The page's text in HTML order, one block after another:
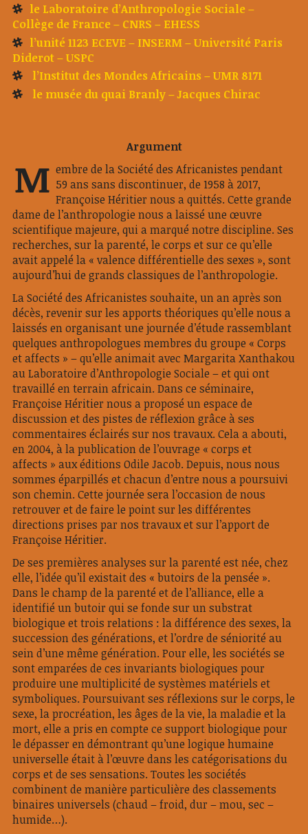
le Laboratoire d’Anthropologie Sociale –
Collège de France – CNRS – EHESS
l’unité 1123 ECEVE – INSERM – Université Paris
Diderot – USPC
l’Institut des Mondes Africains – UMR 8171
le musée du quai Branly – Jacques Chirac
Argument
M embre de la Société des Africanistes pendant
59 ans sans discontinuer, de 1958 à 2017,
Françoise Héritier nous a quittés. Cette grande
dame de l’anthropologie nous a laissé une œuvre
scientifique majeure, qui a marqué notre discipline. Ses
recherches, sur la parenté, le corps et sur ce qu’elle
avait appelé la « valence différentielle des sexes », sont
aujourd’hui de grands classiques de l’anthropologie.
La Société des Africanistes souhaite, un an après son
décès, revenir sur les apports théoriques qu’elle nous a
laissés en organisant une journée d’étude rassemblant
quelques anthropologues membres du groupe « Corps
et affects » – qu’elle animait avec Margarita Xanthakou
au Laboratoire d’Anthropologie Sociale – et qui ont
travaillé en terrain africain. Dans ce séminaire,
Françoise Héritier nous a proposé un espace de
discussion et des pistes de réflexion grâce à ses
commentaires éclairés sur nos travaux. Cela a abouti,
en 2004, à la publication de l’ouvrage « corps et
affects » aux éditions Odile Jacob. Depuis, nous nous
sommes éparpillés et chacun d’entre nous a poursuivi
son chemin. Cette journée sera l’occasion de nous
retrouver et de faire le point sur les différentes
directions prises par nos travaux et sur l’apport de
Françoise Héritier.
De ses premières analyses sur la parenté est née, chez
elle, l’idée qu’il existait des « butoirs de la pensée ».
Dans le champ de la parenté et de l’alliance, elle a
identifié un butoir qui se fonde sur un substrat
biologique et trois relations : la différence des sexes, la
succession des générations, et l’ordre de séniorité au
sein d’une même génération. Pour elle, les sociétés se
sont emparées de ces invariants biologiques pour
produire une multiplicité de systèmes matériels et
symboliques. Poursuivant ses réflexions sur le corps, le
sexe, la procréation, les âges de la vie, la maladie et la
mort, elle a pris en compte ce support biologique pour
le dépasser en démontrant qu’une logique humaine
universelle était à l’œuvre dans les catégorisations du
corps et de ses sensations. Toutes les sociétés
combinent de manière particulière des classements
binaires universels (chaud – froid, dur – mou, sec –
humide…).